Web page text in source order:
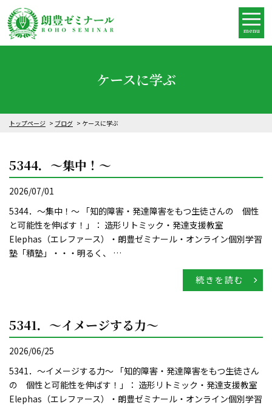
menu
ケースに学ぶ
トップページ ブログ ケースに学ぶ
5344．～集中！〜
2026/07/01
5344．～集中！〜 「知的障害・発達障害をもつ生徒さんの 個性
と可能性を伸ばす！」： 造形リトミック・発達支援教室
Elephas（エレファース）・朗豊ゼミナール・オンライン個別学習
塾「積塾」・・・明るく、 …
続きを読む
5341．～イメージする力〜
2026/06/25
5341．～イメージする力〜 「知的障害・発達障害をもつ生徒さん
の 個性と可能性を伸ばす！」： 造形リトミック・発達支援教室
Elephas（エレファース）・朗豊ゼミナール・オンライン個別学習